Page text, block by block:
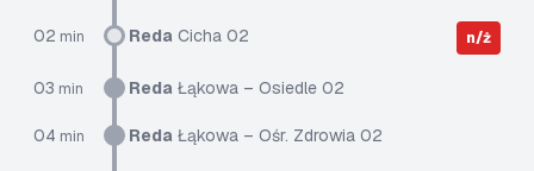
02 min Reda Cicha 02 n/ż
03 min Reda Łąkowa – Osiedle 02
04 min Reda Łąkowa – Ośr. Zdrowia 02